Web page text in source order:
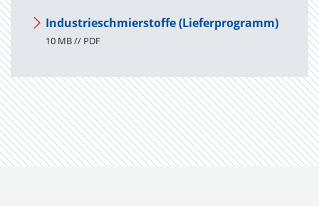
Industrieschmierstoffe (Lieferprogramm)
10 MB // PDF